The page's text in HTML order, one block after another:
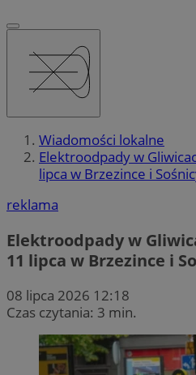
Wiadomości lokalne
Elektroodpady w
lipca w Brzezince i
reklama
Elektroodpady w
11 lipca w Brzezince i
08 lipca 2026 12:18
Czas czytania: 3 min.